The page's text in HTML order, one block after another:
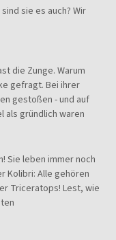
sie es auch? Wir
die Zunge. Warum
gefragt. Bei ihrer
gestoßen - und auf
als gründlich waren
Sie leben immer noch
Kolibri: Alle gehören
Triceratops! Lest, wie